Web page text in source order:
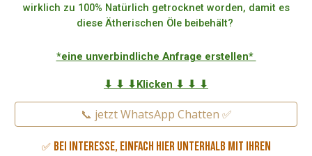
wirklich zu 100% Natürlich getrocknet worden, damit es
diese Ätherischen Öle beibehält?
*eine unverbindliche Anfrage erstellen*
⬇ ⬇ ⬇Klicken ⬇ ⬇ ⬇
📞 jetzt WhatsApp Chatten ✅
✅ Bei Interesse, einfach hier unterhalb mit Ihren